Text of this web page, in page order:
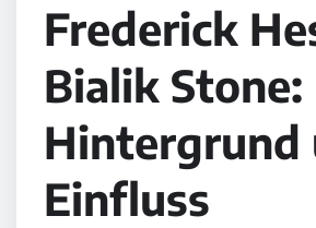
Frederick
Bialik Stone:
Hintergrund
Einfluss